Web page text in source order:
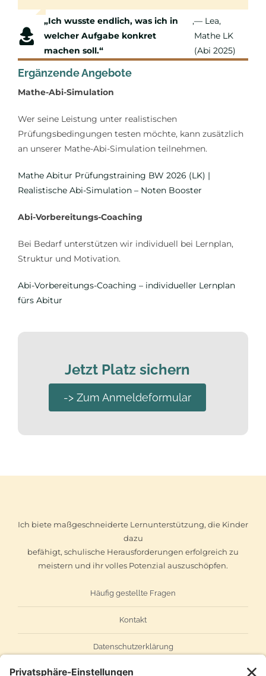
„Ich wusste endlich, was ich in
welcher Aufgabe konkret
machen soll.“
,— Lea,
Mathe LK
(Abi 2025)
„Als Elternteil war mir wichtig,
dass es nicht nur ‘mehr Üben’
ist – sondern ein Plan.“
— Mutter eines
Teilnehmers
(Mathe LK, BW)
Ergänzende Angebote
Mathe-Abi-Simulation
Wer seine Leistung unter realistischen
Prüfungsbedingungen testen möchte, kann zusätzlich
an unserer Mathe-Abi-Simulation teilnehmen.
Mathe Abitur Prüfungstraining BW 2026 (LK) |
Realistische Abi-Simulation – Noten Booster
Abi-Vorbereitungs-Coaching
Bei Bedarf unterstützen wir individuell bei Lernplan,
Struktur und Motivation.
Abi-Vorbereitungs-Coaching – individueller Lernplan
fürs Abitur
Jetzt Platz sichern
-> Zum Anmeldeformular
Ich biete maßgeschneiderte Lernunterstützung, die Kinder
dazu
befähigt, schulische Herausforderungen erfolgreich zu
meistern und ihr volles Potenzial auszuschöpfen.
Häufig gestellte Fragen
Kontakt
Datenschutzerklärung
Impressum